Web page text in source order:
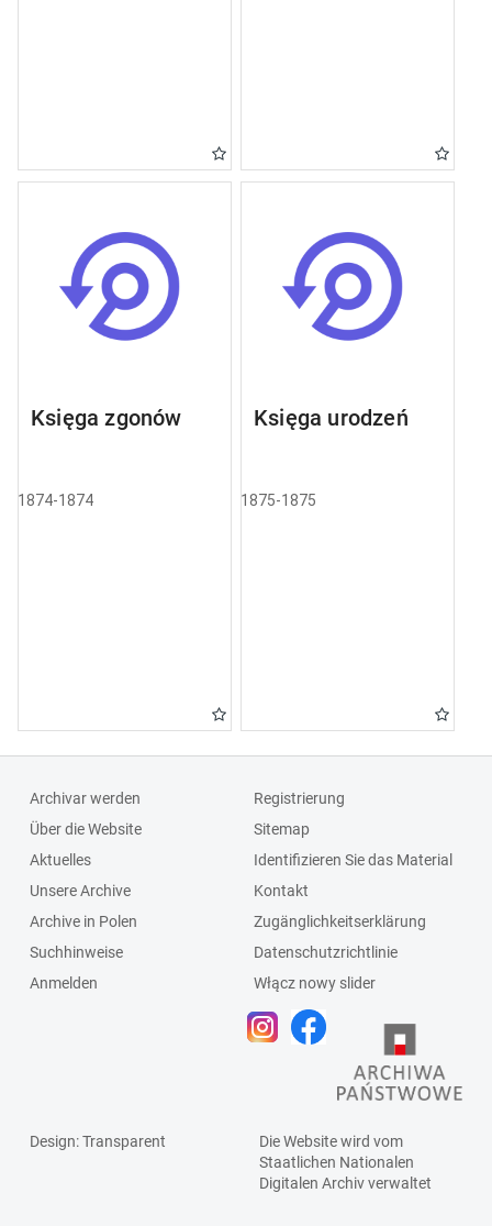
Księga zgonów
1874-1874
Księga urodzeń
1875-1875
Archivar werden
Über die Website
Aktuelles
Unsere Archive
Archive in Polen
Suchhinweise
Anmelden
Registrierung
Sitemap
Identifizieren Sie das Material
Kontakt
Zugänglichkeitserklärung
Datenschutzrichtlinie
Włącz nowy slider
Design: Transparent
Die Website wird vom
Staatlichen Nationalen
Digitalen Archivverwaltet